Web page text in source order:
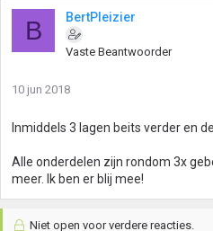
B BertPleizier
Vaste Beantwoorder
10 jun 2018
Inmiddels 3 lagen beits verder en
Alle onderdelen zijn rondom 3x
meer. Ik ben er blij mee!
Niet open voor verdere reacties.